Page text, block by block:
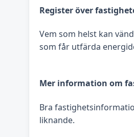
Register över
Vem som helst kan
som får utfärda
Mer information om
Bra
liknande.